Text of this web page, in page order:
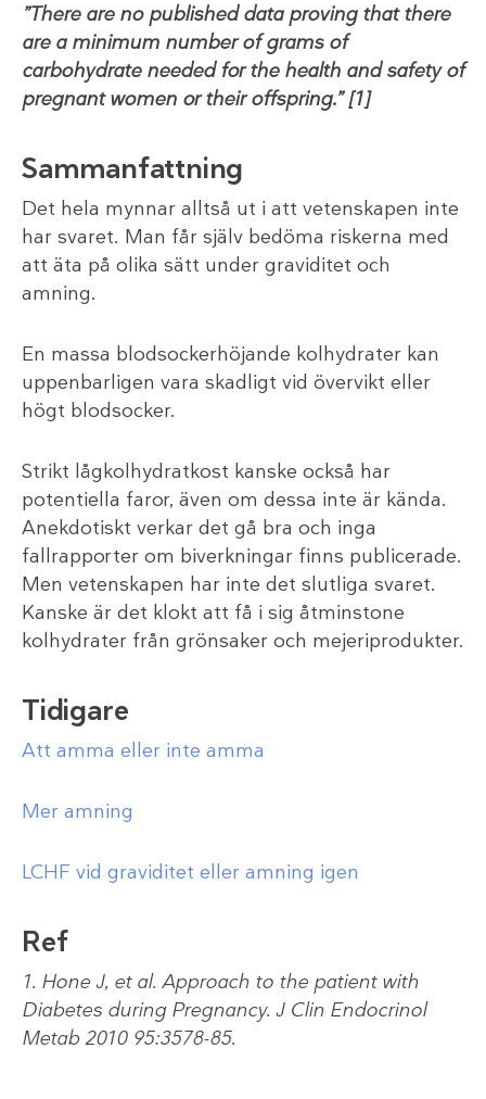
”There are no published data proving that there
are a minimum number of grams of
carbohydrate needed for the health and safety of
pregnant women or their offspring.” [1]
Sammanfattning
Det hela mynnar alltså ut i att vetenskapen inte
har svaret. Man får själv bedöma riskerna med
att äta på olika sätt under graviditet och
amning.
En massa blodsockerhöjande kolhydrater kan
uppenbarligen vara skadligt vid övervikt eller
högt blodsocker.
Strikt lågkolhydratkost kanske också har
potentiella faror, även om dessa inte är kända.
Anekdotiskt verkar det gå bra och inga
fallrapporter om biverkningar finns publicerade.
Men vetenskapen har inte det slutliga svaret.
Kanske är det klokt att få i sig åtminstone
kolhydrater från grönsaker och mejeriprodukter.
Tidigare
Att amma eller inte amma
Mer amning
LCHF vid graviditet eller amning igen
Ref
1. Hone J, et al. Approach to the patient with
Diabetes during Pregnancy. J Clin Endocrinol
Metab 2010 95:3578-85.